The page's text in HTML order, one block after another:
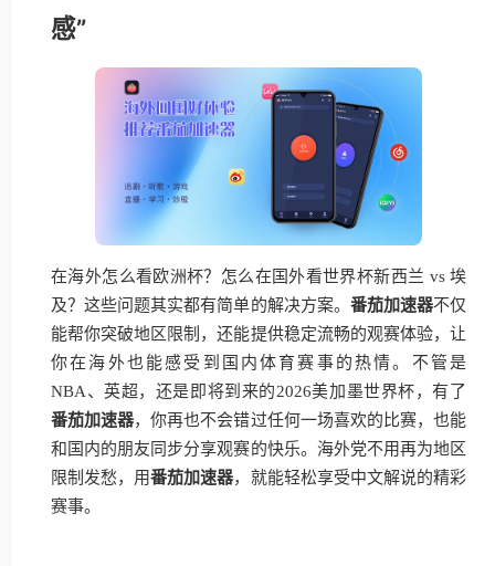
感”
在海外怎么看欧洲杯？怎么在国外看世界杯新西兰 vs 埃
及？这些问题其实都有简单的解决方案。 番茄加速器不仅
能帮你突破地区限制，还能提供稳定流畅的观赛体验，让
你在海外也能感受到国内体育赛事的热情。不管是
NBA、英超，还是即将到来的2026美加墨世界杯，有了
番茄加速器，你再也不会错过任何一场喜欢的比赛，也能
和国内的朋友同步分享观赛的快乐。海外党不用再为地区
限制发愁，用番茄加速器，就能轻松享受中文解说的精彩
赛事。